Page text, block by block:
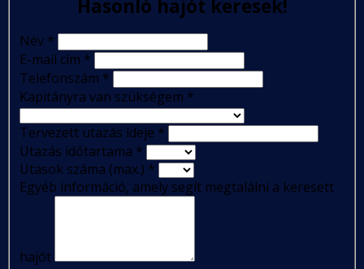
Hasonló hajót keresek!
Név *
E-mail cím *
Telefonszám *
Kapitányra van szükségem *
Tervezett utazás ideje *
Utazás időtartama *
Utasok száma (max.) *
Egyéb információ, amely segít megtalálni a keresett
hajót